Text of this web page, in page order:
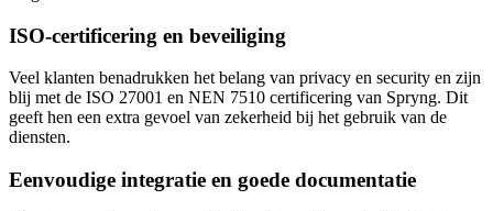
ISO-certificering en beveiliging
Veel klanten benadrukken het belang van privacy en security en zijn
blij met de ISO 27001 en NEN 7510 certificering van Spryng. Dit
geeft hen een extra gevoel van zekerheid bij het gebruik van de
diensten.
Eenvoudige integratie en goede documentatie